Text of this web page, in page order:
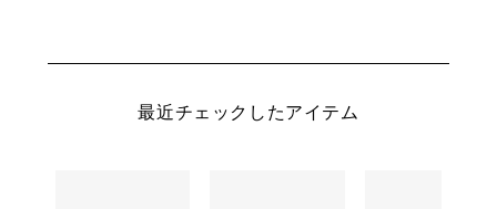
最近チェックしたアイテム